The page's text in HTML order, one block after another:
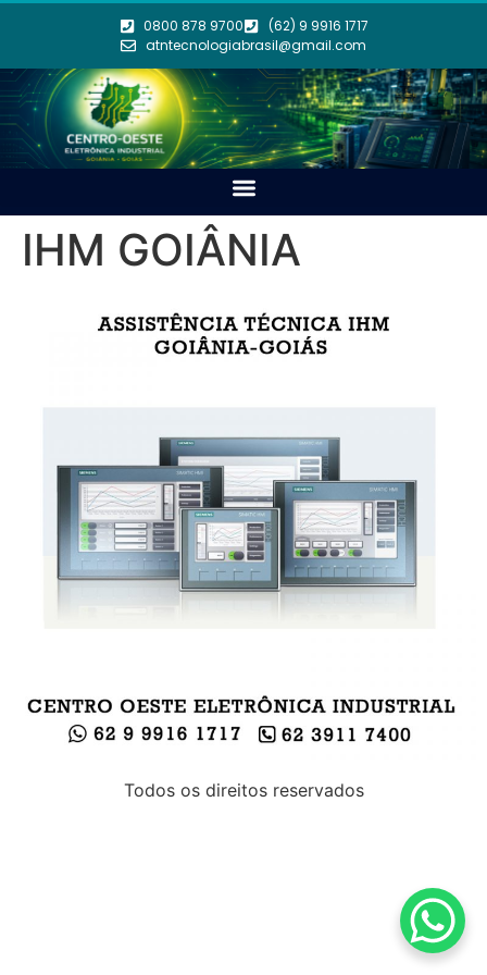
0800 878 9700
(62) 9 9916 1717
atntecnologiabrasil@gmail.com
IHM GOIÂNIA
Todos os direitos reservados